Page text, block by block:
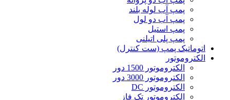
پمپ آب لوله بلند
پمپ آب دو لول
پمپ استیل
پمپ پلی اتیلنی
اتوماتیک پمپ (ست کنترل)
الکتروموتور
الکتروموتور 1500 دور
الکتروموتور 3000 دور
الکتروموتور DC
الکتروموتور تک فاز